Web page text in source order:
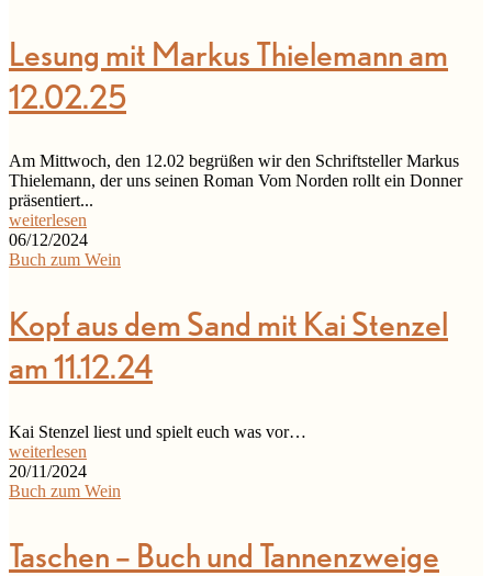
Lesung mit Markus Thielemann am
12.02.25
Am Mittwoch, den 12.02 begrüßen wir den Schriftsteller Markus
Thielemann, der uns seinen Roman Vom Norden rollt ein Donner
präsentiert...
weiterlesen
06/12/2024
Buch zum Wein
Kopf aus dem Sand mit Kai Stenzel
am 11.12.24
Kai Stenzel liest und spielt euch was vor…
weiterlesen
20/11/2024
Buch zum Wein
Taschen – Buch und Tannenzweige